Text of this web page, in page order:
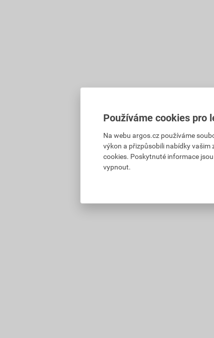
Používáme cookies pro
Na webu argos.cz používáme
výkon a přizpůsobili nabídky vašim
cookies. Poskytnuté informace
vypnout.